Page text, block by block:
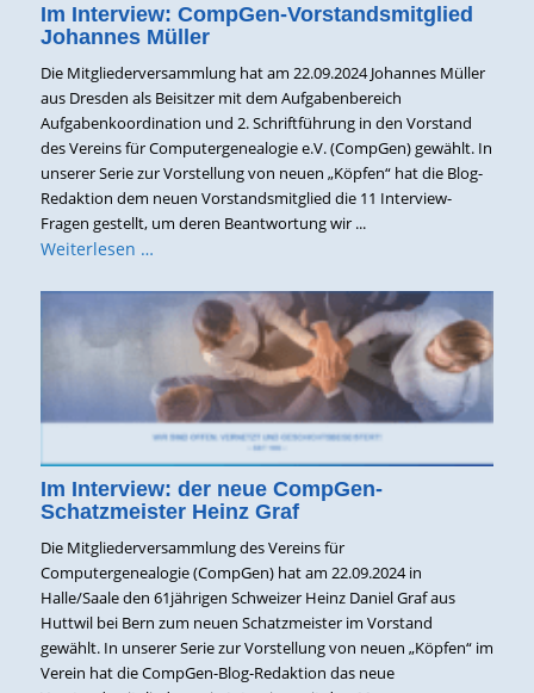
Im Interview: CompGen-Vorstandsmitglied
Johannes Müller
Die Mitgliederversammlung hat am 22.09.2024 Johannes Müller
aus Dresden als Beisitzer mit dem Aufgabenbereich
Aufgabenkoordination und 2. Schriftführung in den Vorstand
des Vereins für Computergenealogie e.V. (CompGen) gewählt. In
unserer Serie zur Vorstellung von neuen „Köpfen“ hat die Blog-
Redaktion dem neuen Vorstandsmitglied die 11 Interview-
Fragen gestellt, um deren Beantwortung wir ...
Weiterlesen …
Im Interview: der neue CompGen-
Schatzmeister Heinz Graf
Die Mitgliederversammlung des Vereins für
Computergenealogie (CompGen) hat am 22.09.2024 in
Halle/Saale den 61jährigen Schweizer Heinz Daniel Graf aus
Huttwil bei Bern zum neuen Schatzmeister im Vorstand
gewählt. In unserer Serie zur Vorstellung von neuen „Köpfen“ im
Verein hat die CompGen-Blog-Redaktion das neue